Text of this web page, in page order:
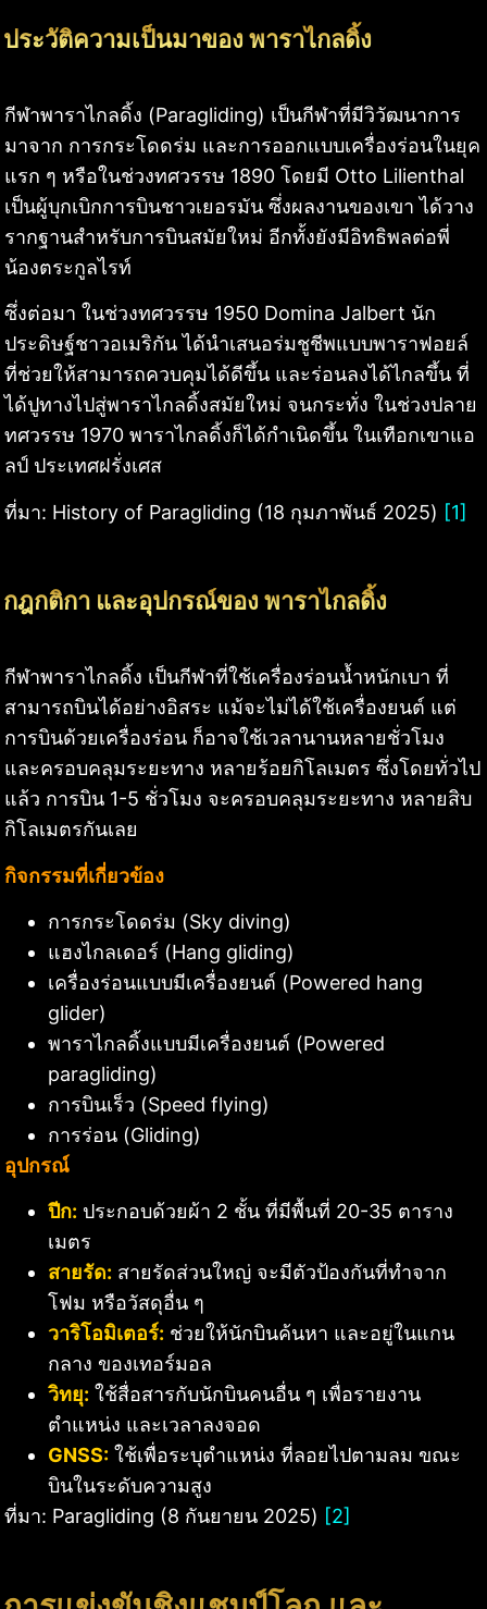
ประวัติความเป็นมาของ พาราไกลดิ้ง
กีฬาพาราไกลดิ้ง (Paragliding) เป็นกีฬาที่มีวิวัฒนาการ
มาจาก การกระโดดร่ม และการออกแบบเครื่องร่อนในยุค
แรก ๆ หรือในช่วงทศวรรษ 1890 โดยมี Otto Lilienthal
เป็นผู้บุกเบิกการบินชาวเยอรมัน ซึ่งผลงานของเขา ได้วาง
รากฐานสำหรับการบินสมัยใหม่ อีกทั้งยังมีอิทธิพลต่อพี่
น้องตระกูลไรท์
ซึ่งต่อมา ในช่วงทศวรรษ 1950 Domina Jalbert นัก
ประดิษฐ์ชาวอเมริกัน ได้นำเสนอร่มชูชีพแบบพาราฟอยล์
ที่ช่วยให้สามารถควบคุมได้ดีขึ้น และร่อนลงได้ไกลขึ้น ที่
ได้ปูทางไปสู่พาราไกลดิ้งสมัยใหม่ จนกระทั่ง ในช่วงปลาย
ทศวรรษ 1970 พาราไกลดิ้งก็ได้กำเนิดขึ้น ในเทือกเขาแอ
ลป์ ประเทศฝรั่งเศส
ที่มา: History of Paragliding (18 กุมภาพันธ์ 2025) [1]
กฎกติกา และอุปกรณ์ของ พาราไกลดิ้ง
กีฬาพาราไกลดิ้ง เป็นกีฬาที่ใช้เครื่องร่อนน้ำหนักเบา ที่
สามารถบินได้อย่างอิสระ แม้จะไม่ได้ใช้เครื่องยนต์ แต่
การบินด้วยเครื่องร่อน ก็อาจใช้เวลานานหลายชั่วโมง
และครอบคลุมระยะทาง หลายร้อยกิโลเมตร ซึ่งโดยทั่วไป
แล้ว การบิน 1-5 ชั่วโมง จะครอบคลุมระยะทาง หลายสิบ
กิโลเมตรกันเลย
กิจกรรมที่เกี่ยวข้อง
การกระโดดร่ม (Sky diving)
แฮงไกลเดอร์ (Hang gliding)
เครื่องร่อนแบบมีเครื่องยนต์ (Powered hang
glider)
พาราไกลดิ้งแบบมีเครื่องยนต์ (Powered
paragliding)
การบินเร็ว (Speed flying)
การร่อน (Gliding)
อุปกรณ์
ปีก: ประกอบด้วยผ้า 2 ชั้น ที่มีพื้นที่ 20-35 ตาราง
เมตร
สายรัด: สายรัดส่วนใหญ่ จะมีตัวป้องกันที่ทำจาก
โฟม หรือวัสดุอื่น ๆ
วาริโอมิเตอร์: ช่วยให้นักบินค้นหา และอยู่ในแกน
กลาง ของเทอร์มอล
วิทยุ: ใช้สื่อสารกับนักบินคนอื่น ๆ เพื่อรายงาน
ตำแหน่ง และเวลาลงจอด
GNSS: ใช้เพื่อระบุตำแหน่ง ที่ลอยไปตามลม ขณะ
บินในระดับความสูง
ที่มา: Paragliding (8 กันยายน 2025) [2]